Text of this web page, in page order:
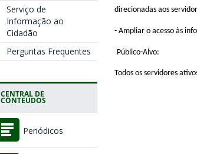
Serviço de
Informação ao
Cidadão
Perguntas Frequentes
CENTRAL DE
CONTEÚDOS
Periódicos
direcionadas aos
- Ampliar o acesso às
Público-Alvo:
Todos os servidores